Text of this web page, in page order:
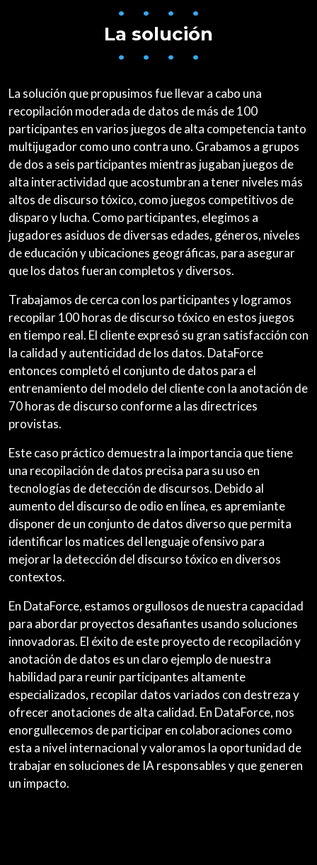
• • • •
La solución
• • • •
La solución que propusimos fue llevar a cabo una
recopilación moderada de datos de más de 100
participantes en varios juegos de alta competencia tanto
multijugador como uno contra uno. Grabamos a grupos
de dos a seis participantes mientras jugaban juegos de
alta interactividad que acostumbran a tener niveles más
altos de discurso tóxico, como juegos competitivos de
disparo y lucha. Como participantes, elegimos a
jugadores asiduos de diversas edades, géneros, niveles
de educación y ubicaciones geográficas, para asegurar
que los datos fueran completos y diversos.
Trabajamos de cerca con los participantes y logramos
recopilar 100 horas de discurso tóxico en estos juegos
en tiempo real. El cliente expresó su gran satisfacción con
la calidad y autenticidad de los datos. DataForce
entonces completó el conjunto de datos para el
entrenamiento del modelo del cliente con la anotación de
70 horas de discurso conforme a las directrices
provistas.
Este caso práctico demuestra la importancia que tiene
una recopilación de datos precisa para su uso en
tecnologías de detección de discursos. Debido al
aumento del discurso de odio en línea, es apremiante
disponer de un conjunto de datos diverso que permita
identificar los matices del lenguaje ofensivo para
mejorar la detección del discurso tóxico en diversos
contextos.
En DataForce, estamos orgullosos de nuestra capacidad
para abordar proyectos desafiantes usando soluciones
innovadoras. El éxito de este proyecto de recopilación y
anotación de datos es un claro ejemplo de nuestra
habilidad para reunir participantes altamente
especializados, recopilar datos variados con destreza y
ofrecer anotaciones de alta calidad. En DataForce, nos
enorgullecemos de participar en colaboraciones como
esta a nivel internacional y valoramos la oportunidad de
trabajar en soluciones de IA responsables y que generen
un impacto.